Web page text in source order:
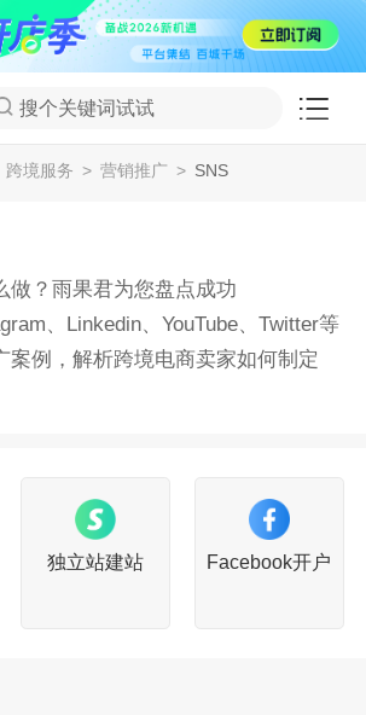
搜个关键词试试
跨境服务 营销推广 SNS
做？雨果君为您盘点成功
、Linkedin、YouTube、Twitter等
案例，解析跨境电商卖家如何制定
独立站建站 Facebook开户